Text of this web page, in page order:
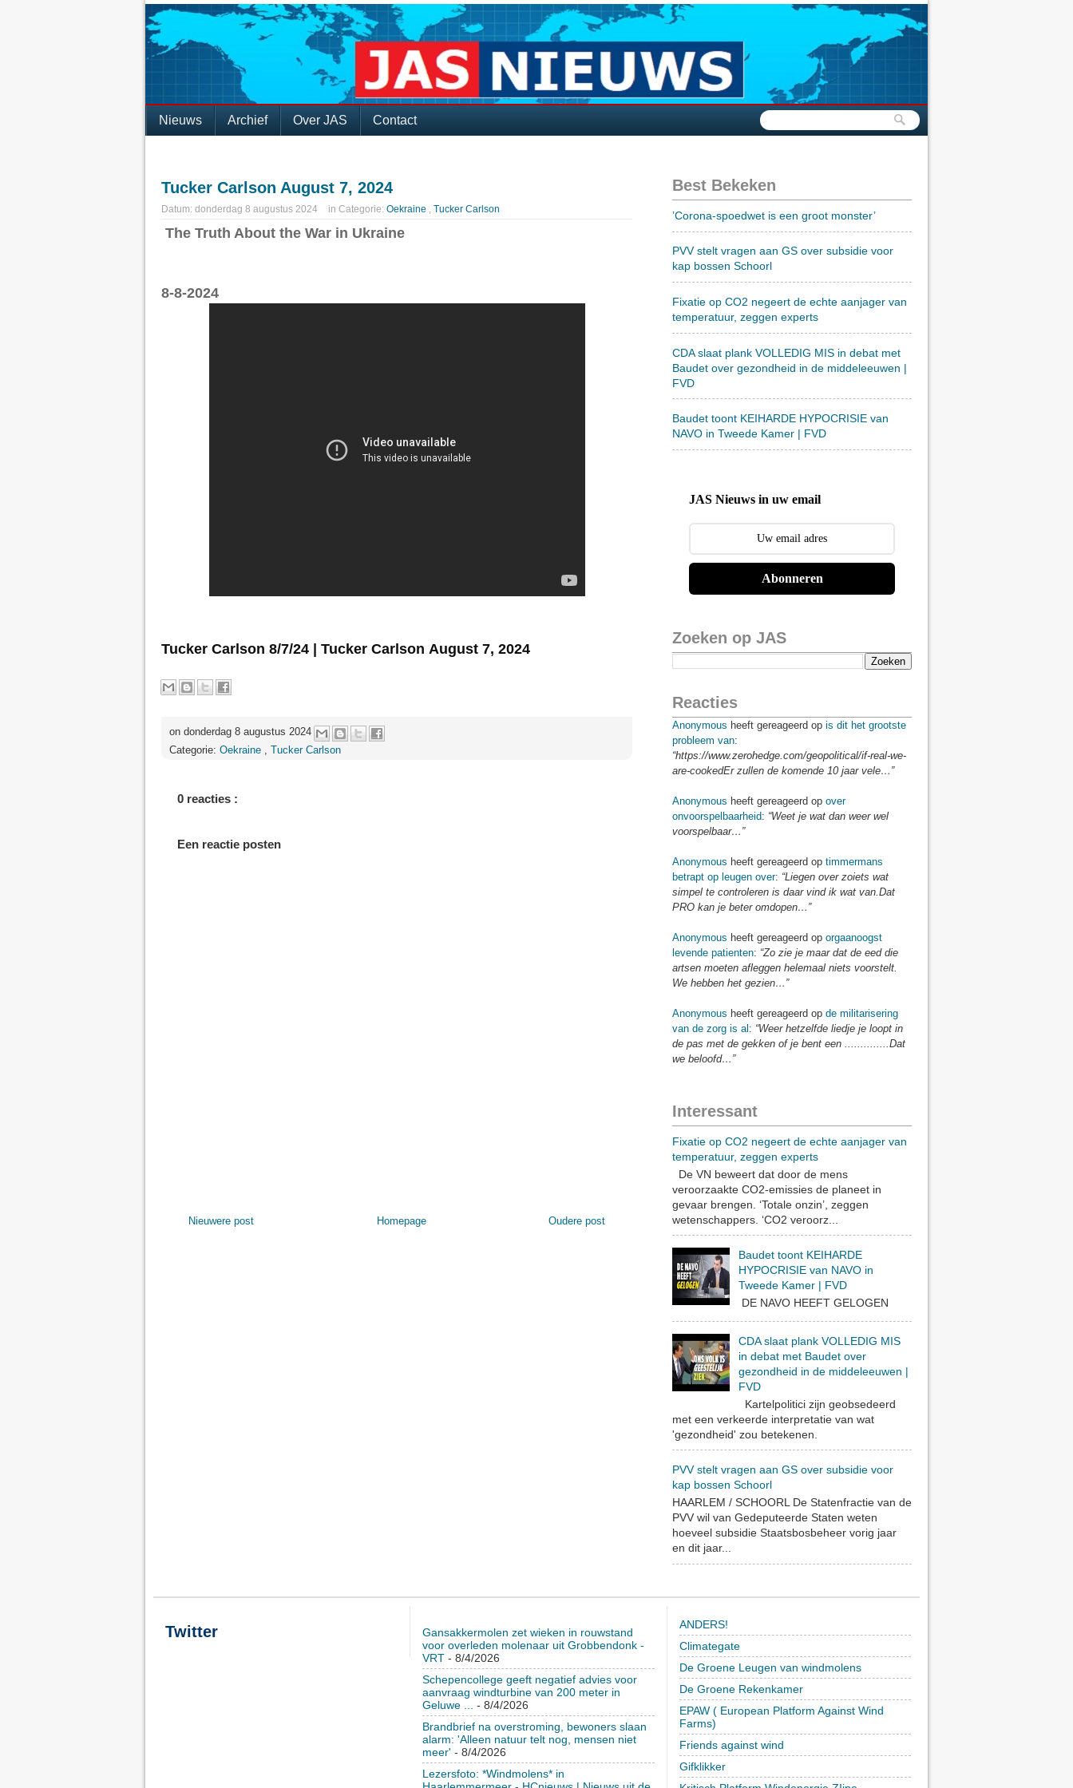
Nieuws Archief Over JAS Contact
Tucker Carlson August 7, 2024
Datum: donderdag 8 augustus 2024 in Categorie: Oekraine , Tucker Carlson
The Truth About the War in Ukraine
8-8-2024
Tucker Carlson 8/7/24 | Tucker Carlson August 7, 2024
on donderdag 8 augustus 2024
Categorie: Oekraine , Tucker Carlson
0 reacties :
Een reactie posten
Nieuwere post Oudere post
Homepage
Best Bekeken
’Corona-spoedwet is een groot monster’
PVV stelt vragen aan GS over subsidie voor
kap bossen Schoorl
Fixatie op CO2 negeert de echte aanjager van
temperatuur, zeggen experts
CDA slaat plank VOLLEDIG MIS in debat met
Baudet over gezondheid in de middeleeuwen |
FVD
Baudet toont KEIHARDE HYPOCRISIE van
NAVO in Tweede Kamer | FVD
JAS Nieuws in uw email
Abonneren
Zoeken op JAS
Reacties
Anonymous heeft gereageerd op is dit het grootste
probleem van:
“https://www.zerohedge.com/geopolitical/if-real-we-
are-cookedEr zullen de komende 10 jaar vele…”
Anonymous heeft gereageerd op over
onvoorspelbaarheid: “Weet je wat dan weer wel
voorspelbaar…”
Anonymous heeft gereageerd op timmermans
betrapt op leugen over: “Liegen over zoiets wat
simpel te controleren is daar vind ik wat van.Dat
PRO kan je beter omdopen…”
Anonymous heeft gereageerd op orgaanoogst
levende patienten: “Zo zie je maar dat de eed die
artsen moeten afleggen helemaal niets voorstelt.
We hebben het gezien…”
Anonymous heeft gereageerd op de militarisering
van de zorg is al : “Weer hetzelfde liedje je loopt in
de pas met de gekken of je bent een ..............Dat
we beloofd…”
Interessant
Fixatie op CO2 negeert de echte aanjager van
temperatuur, zeggen experts
De VN beweert dat door de mens
veroorzaakte CO2-emissies de planeet in
gevaar brengen. ‘Totale onzin’, zeggen
wetenschappers. ‘CO2 veroorz...
Baudet toont KEIHARDE
HYPOCRISIE van NAVO in
Tweede Kamer | FVD
DE NAVO HEEFT GELOGEN
CDA slaat plank VOLLEDIG MIS
in debat met Baudet over
gezondheid in de middeleeuwen |
FVD
Kartelpolitici zijn geobsedeerd
met een verkeerde interpretatie van wat
'gezondheid' zou betekenen.
PVV stelt vragen aan GS over subsidie voor
kap bossen Schoorl
HAARLEM / SCHOORL De Statenfractie van de
PVV wil van Gedeputeerde Staten weten
hoeveel subsidie Staatsbosbeheer vorig jaar
en dit jaar...
Twitter
Gansakkermolen zet wieken in rouwstand
voor overleden molenaar uit Grobbendonk -
VRT- 8/4/2026
Schepencollege geeft negatief advies voor
aanvraag windturbine van 200 meter in
Geluwe ...
- 8/4/2026
Brandbrief na overstroming, bewoners slaan
alarm: 'Alleen natuur telt nog, mensen niet
meer' - 8/4/2026
Lezersfoto: *Windmolens* in
ANDERS!
Climategate
De Groene Leugen van windmolens
De Groene Rekenkamer
EPAW ( European Platform Against Wind
Farms)
Friends against wind
Gifklikker